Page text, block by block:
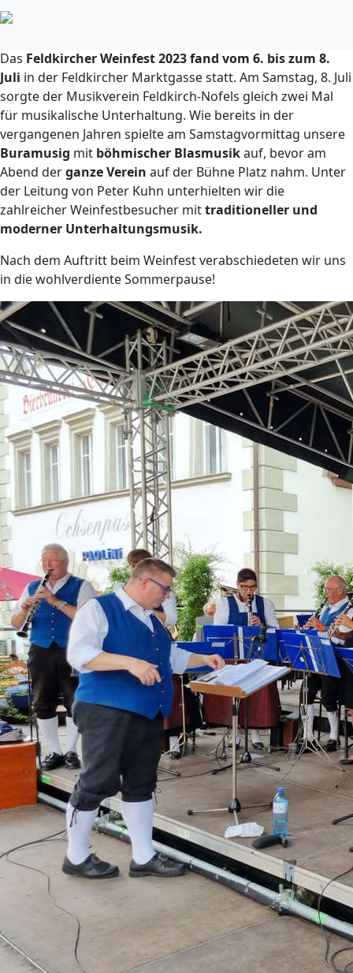
Feldkircher Weinfest
Das Feldkircher Weinfest 2023 fand vom 6. bis zum 8.
Juli in der Feldkircher Marktgasse statt. Am Samstag, 8. Juli
sorgte der Musikverein Feldkirch-Nofels gleich zwei Mal
für musikalische Unterhaltung. Wie bereits in der
vergangenen Jahren spielte am Samstagvormittag unsere
Buramusig mit böhmischer Blasmusikauf, bevor am
Abend derganze Verein auf der Bühne Platz nahm. Unter
der Leitung von Peter Kuhn unterhielten wir die
zahlreicher Weinfestbesucher mittraditioneller und
moderner Unterhaltungsmusik.
Nach dem Auftritt beim Weinfest verabschiedeten wir uns
in die wohlverdiente Sommerpause!